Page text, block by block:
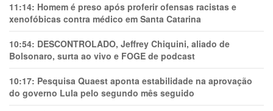
11:14: Homem é preso após proferir ofensas racistas e
xenofóbicas contra médico em Santa Catarina
10:54: DESCONTROLADO, Jeffrey Chiquini, aliado de
Bolsonaro, surta ao vivo e FOGE de podcast
10:17: Pesquisa Quaest aponta estabilidade na aprovação
do governo Lula pelo segundo mês seguido